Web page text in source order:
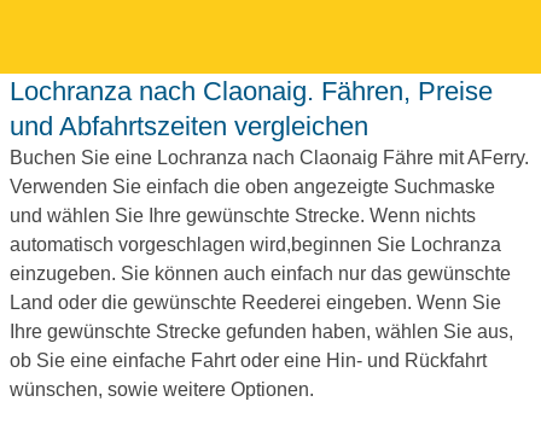
Lochranza nach Claonaig. Fähren, Preise
und Abfahrtszeiten vergleichen
Buchen Sie eine Lochranza nach Claonaig Fähre mit AFerry.
Verwenden Sie einfach die oben angezeigte Suchmaske
und wählen Sie Ihre gewünschte Strecke. Wenn nichts
automatisch vorgeschlagen wird,beginnen Sie Lochranza
einzugeben. Sie können auch einfach nur das gewünschte
Land oder die gewünschte Reederei eingeben. Wenn Sie
Ihre gewünschte Strecke gefunden haben, wählen Sie aus,
ob Sie eine einfache Fahrt oder eine Hin- und Rückfahrt
wünschen, sowie weitere Optionen.